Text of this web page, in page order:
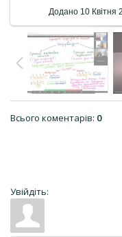
Додано 10 Квітня
Всього коментарів: 0
Увійдіть: